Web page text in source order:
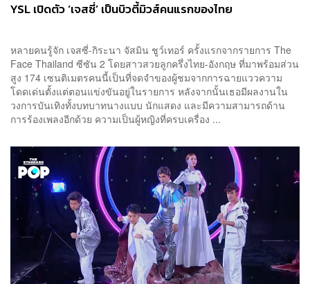
YSL เปิดตัว ‘เจสซี่’ เป็นบิวตี้มิวส์คนแรกของไทย
หลายคนรู้จัก เจสซี่-กิระนา จัสมิน ชูว์เทอร์ ครั้งแรกจากรายการ The
Face Thailand ซีซัน 2 โดยสาวสวยลูกครึ่งไทย-อังกฤษ ที่มาพร้อมส่วน
สูง 174 เซนติเมตรคนนี้เป็นที่จดจำของผู้ชมจากการฉายแววความ
โดดเด่นตั้งแต่ตอนแข่งขันอยู่ในรายการ หลังจากนั้นเธอมีผลงานใน
วงการบันเทิงทั้งบทบาทนางแบบ นักแสดง และมีความสามารถด้าน
การร้องเพลงอีกด้วย ความเป็นผู้หญิงที่ครบเครื่อง ...